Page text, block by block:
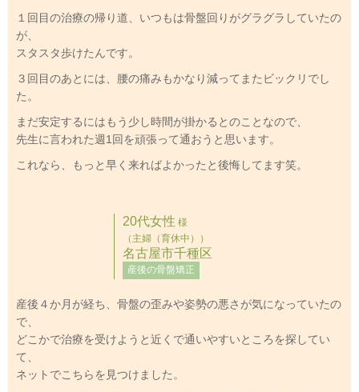
１回目の治療の帰り道、いつもは骨盤回りがグラグラしていたの
が、
スタスタ歩けたんです。
３回目のあとには、腰の痛みもかなり減ってまたビックリでし
た。
まだ安定するにはもう少し時間が掛かるとのことなので、
先生に言われた週1回を頑張って通おうと思います。
これなら、もっと早く来ればよかったと後悔してます笑。
20代女性 様
（主婦（育休中））
名古屋市千種区
産後の骨盤矯正
産後４か月が経ち、骨盤の歪みや姿勢の悪さが気になっていたの
で、
どこかで治療を受けようと近くで通いやすいところを探してい
て、
ネットでこちらを見つけました。